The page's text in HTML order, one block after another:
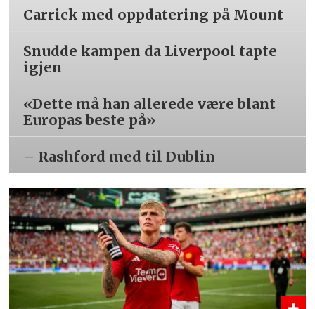
Carrick med oppdatering på Mount
Snudde kampen da Liverpool tapte
igjen
«Dette må han allerede være blant
Europas beste på»
– Rashford med til Dublin